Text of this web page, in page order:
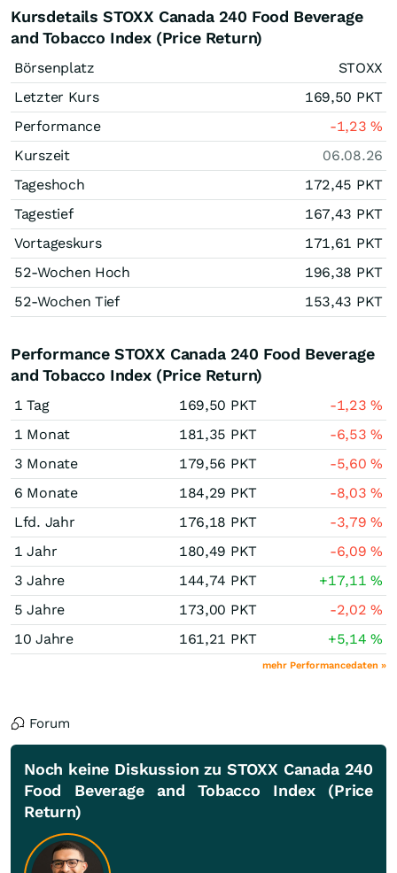
Kursdetails STOXX Canada 240 Food Beverage
and Tobacco Index (Price Return)
Börsenplatz
STOXX
Letzter Kurs
169,50 PKT
Performance
-1,23%
Kurszeit
06.08.26
Tageshoch
172,45 PKT
Tagestief
167,43 PKT
Vortageskurs
171,61 PKT
52-Wochen Hoch
196,38 PKT
52-Wochen Tief
153,43 PKT
Performance STOXX Canada 240 Food Beverage
and Tobacco Index (Price Return)
1 Tag 169,50 PKT -1,23%
1 Monat
181,35 PKT -6,53%
3 Monate
179,56 PKT -5,60%
6 Monate
184,29 PKT -8,03%
Lfd. Jahr
176,18 PKT -3,79%
1 Jahr
180,49 PKT -6,09%
3 Jahre
144,74 PKT +17,11%
5 Jahre
173,00 PKT -2,02%
10 Jahre
161,21 PKT +5,14%
mehr Performancedaten »
Forum
Noch keine Diskussion zu STOXX Canada 240
Food Beverage and Tobacco Index (Price
Return)